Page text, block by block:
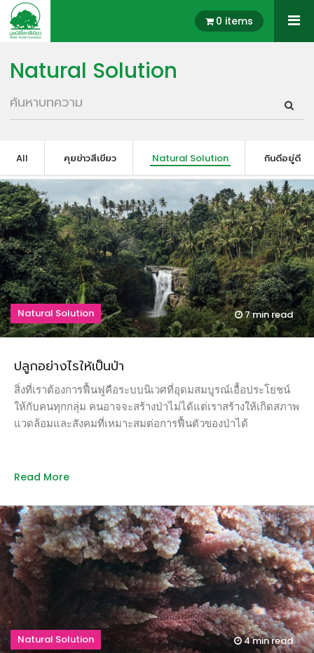
0 items
Natural Solution
All คุยข่าวสีเขียว Natural Solution กินดีอยู่ดี
Natural Solution 7 minread
ปลูกอย่างไรให้เป็นป่า
สิ่งที่เราต้องการฟื้นฟูคือระบบนิเวศที่อุดมสมบูรณ์เอื้อประโยชน์
ให้กับคนทุกกลุ่ม คนอาจจะสร้างป่าไม่ได้แต่เราสร้างให้เกิดสภาพ
แวดล้อมและสังคมที่เหมาะสมต่อการฟื้นตัวของป่าได้
Read More
Natural Solution 4 minread